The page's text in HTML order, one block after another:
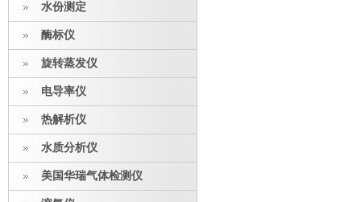
水份测定
酶标仪
旋转蒸发仪
电导率仪
热解析仪
水质分析仪
美国华瑞气体检测仪